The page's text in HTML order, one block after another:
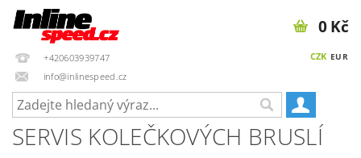
+420603939747
info@inlinespeed.cz
CZK EUR
0 Kč
SERVIS KOLEČKOVÝCH BRUSLÍ